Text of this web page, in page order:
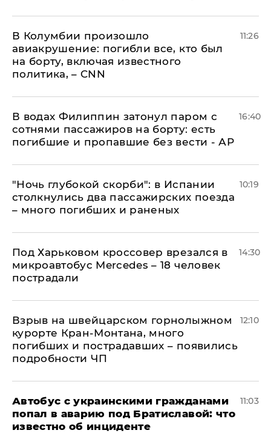
В Колумбии произошло
авиакрушение: погибли все, кто был
на борту, включая известного
политика, – CNN
11:26
В водах Филиппин затонул паром с
сотнями пассажиров на борту: есть
погибшие и пропавшие без вести - АР
16:40
"Ночь глубокой скорби": в Испании
столкнулись два пассажирских поезда
– много погибших и раненых
10:19
Под Харьковом кроссовер врезался в
микроавтобус Mercedes – 18 человек
пострадали
14:30
Взрыв на швейцарском горнолыжном
курорте Кран-Монтана, много
погибших и пострадавших – появились
подробности ЧП
12:10
Автобус с украинскими гражданами
попал в аварию под Братиславой: что
известно об инциденте
11:03